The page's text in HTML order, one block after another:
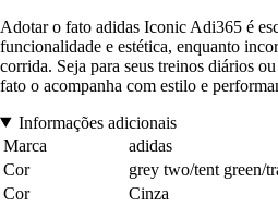
Adotar o fato adidas Iconic Adi365 é
funcionalidade e estética, enquanto
corrida. Seja para seus treinos diários
fato o acompanha com estilo e
Informações adicionais
Marca
adidas
Cor
grey two/tent green/
Cor
Cinza